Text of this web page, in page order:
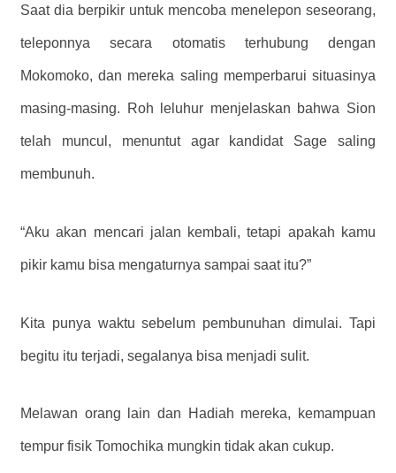
Saat dia berpikir untuk mencoba menelepon seseorang,
teleponnya secara otomatis terhubung dengan
Mokomoko, dan mereka saling memperbarui situasinya
masing-masing. Roh leluhur menjelaskan bahwa Sion
telah muncul, menuntut agar kandidat Sage saling
membunuh.
“Aku akan mencari jalan kembali, tetapi apakah kamu
pikir kamu bisa mengaturnya sampai saat itu?”
Kita punya waktu sebelum pembunuhan dimulai. Tapi
begitu itu terjadi, segalanya bisa menjadi sulit.
Melawan orang lain dan Hadiah mereka, kemampuan
tempur fisik Tomochika mungkin tidak akan cukup.